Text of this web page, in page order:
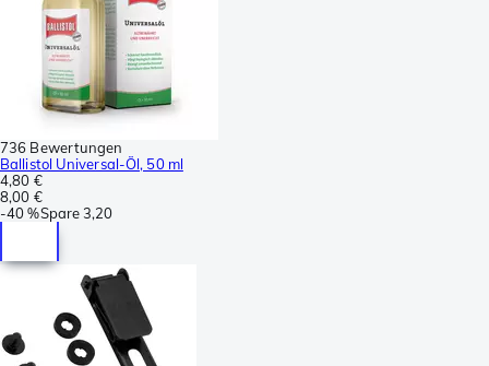
736 Bewertungen
Ballistol Universal-Öl, 50 ml
4,80 €
8,00 €
-40 %Spare3,20